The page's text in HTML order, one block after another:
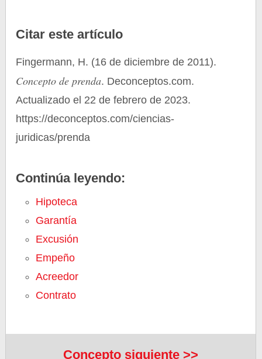
Citar este artículo
Fingermann, H. (16 de diciembre de 2011).
Concepto de prenda. Deconceptos.com.
Actualizado el 22 de febrero de 2023.
https://deconceptos.com/ciencias-
juridicas/prenda
Continúa leyendo:
Hipoteca
Garantía
Excusión
Empeño
Acreedor
Contrato
Concepto siguiente >>